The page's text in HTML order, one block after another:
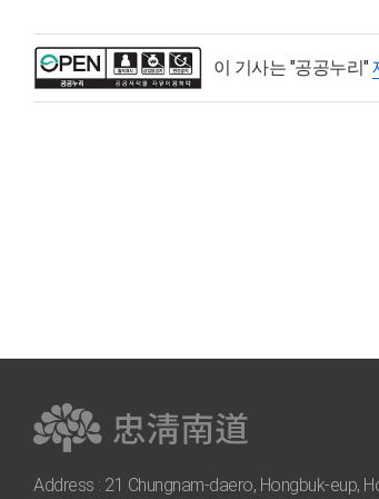
이 기사는 "공공누리"
Address : 21 Chungnam-daero, Hongbuk-eup,